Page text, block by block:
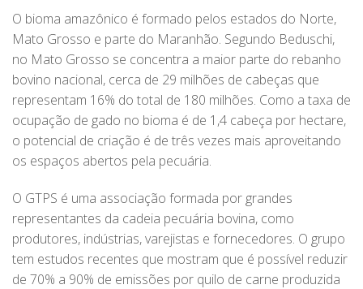
O bioma amazônico é formado pelos estados do Norte,
Mato Grosso e parte do Maranhão. Segundo Beduschi,
no Mato Grosso se concentra a maior parte do rebanho
bovino nacional, cerca de 29 milhões de cabeças que
representam 16% do total de 180 milhões. Como a taxa de
ocupação de gado no bioma é de 1,4 cabeça por hectare,
o potencial de criação é de três vezes mais aproveitando
os espaços abertos pela pecuária.
O GTPS é uma associação formada por grandes
representantes da cadeia pecuária bovina, como
produtores, indústrias, varejistas e fornecedores. O grupo
tem estudos recentes que mostram que é possível reduzir
de 70% a 90% de emissões por quilo de carne produzida